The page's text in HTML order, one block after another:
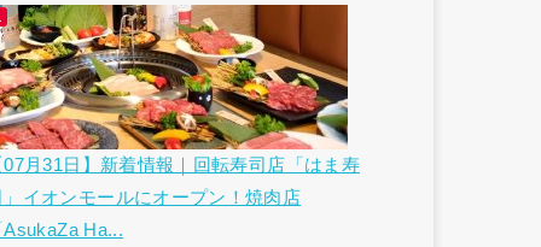
07月31日】新着情報｜回転寿司店「はま寿
」イオンモールにオープン！焼肉店
AsukaZa Ha...